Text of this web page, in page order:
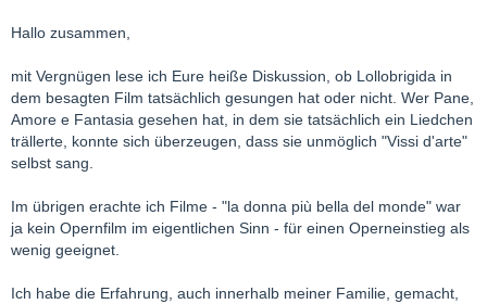
Hallo zusammen,
mit Vergnügen lese ich Eure heiße Diskussion, ob Lollobrigida in
dem besagten Film tatsächlich gesungen hat oder nicht. Wer Pane,
Amore e Fantasia gesehen hat, in dem sie tatsächlich ein Liedchen
trällerte, konnte sich überzeugen, dass sie unmöglich "Vissi d'arte"
selbst sang.
Im übrigen erachte ich Filme - "la donna più bella del monde" war
ja kein Opernfilm im eigentlichen Sinn - für einen Operneinstieg als
wenig geeignet.
Ich habe die Erfahrung, auch innerhalb meiner Familie, gemacht,